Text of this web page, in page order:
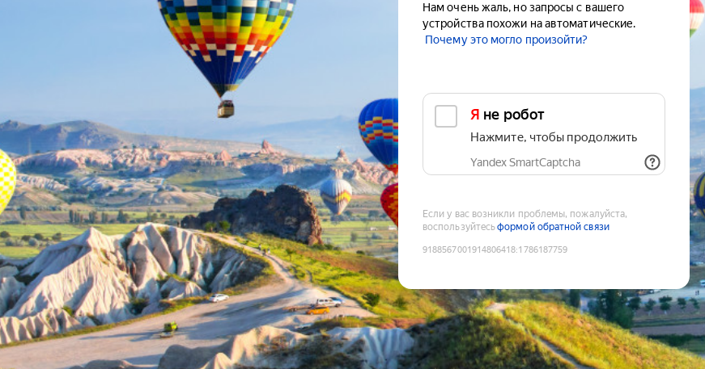
Нам очень жаль, но запросы с вашего
устройства похожи на автоматические.
Почему это могло произойти?
Я не робот
Нажмите, чтобы продолжить
Yandex SmartCaptcha
Если у вас возникли проблемы, пожалуйста,
воспользуйтесьформой обратной связи
9188567001914806418:1786187759